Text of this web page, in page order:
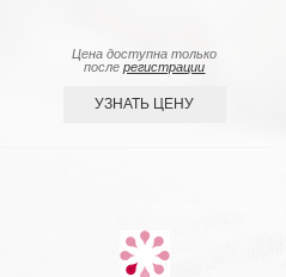
Цена доступна только
послерегистрации
УЗНАТЬ ЦЕНУ